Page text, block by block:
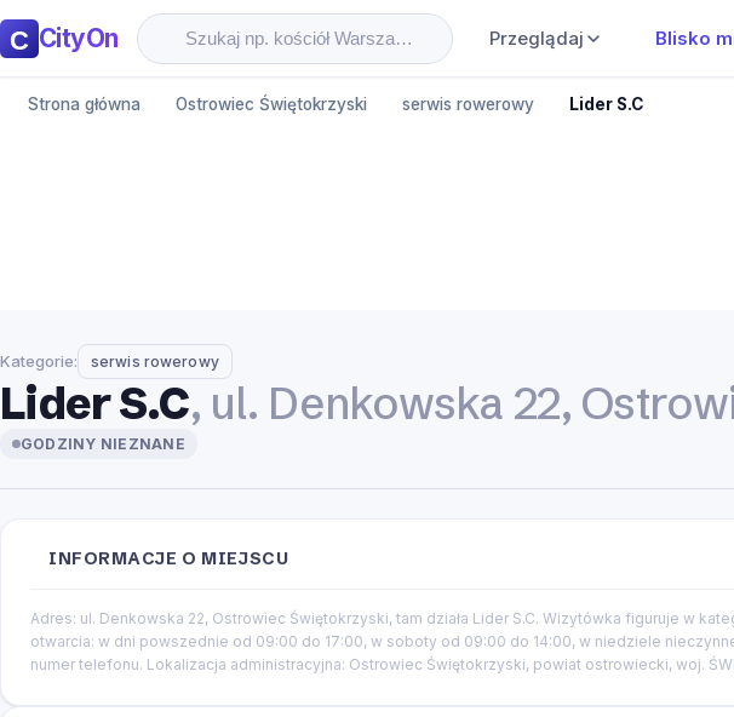
CityOn Przeglądaj Blisko
Strona główna Ostrowiec Świętokrzyski serwis rowerowy Lider S.C
Kategorie: serwis rowerowy
Lider S.C, ul. Denkowska 22,
GODZINY NIEZNANE
INFORMACJE O MIEJSCU
Adres: ul. Denkowska 22, Ostrowiec Świętokrzyski, tam działa Lider S.C. Wizytówka figuruje w
otwarcia: w dni powszednie od 09:00 do 17:00, w soboty od 09:00 do 14:00, w niedziele
numer telefonu. Lokalizacja administracyjna: Ostrowiec Świętokrzyski, powiat ostrowiecki, woj.